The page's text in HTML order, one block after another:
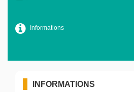
Informations
INFORMATIONS